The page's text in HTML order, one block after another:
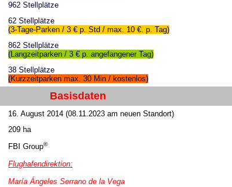
962 Stellplätze
62 Stellplätze
(3-Tage-Parken / 3 € p. Std / max. 10 €. p. Tag)
862 Stellplätze
(Langzeitparken / 3 € p. angefangener Tag)
38 Stellplätze
(Kurzzeitparken max. 30 Min / kostenlos)
Basisdaten
16. August 2014 (08.11.2023 am neuen Standort)
209 ha
FBI Group®
Flughafendirektion:
María Ángeles Serrano de la Vega